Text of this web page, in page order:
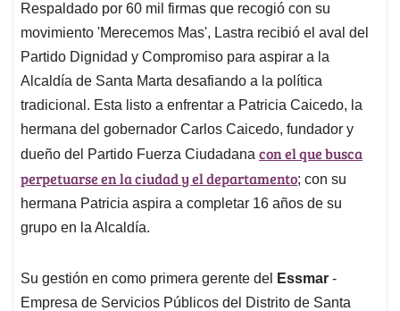
Respaldado por 60 mil firmas que recogió con su
movimiento 'Merecemos Mas', Lastra recibió el aval del
Partido Dignidad y Compromiso para aspirar a la
Alcaldía de Santa Marta desafiando a la política
tradicional. Esta listo a enfrentar a Patricia Caicedo, la
hermana del gobernador Carlos Caicedo, fundador y
dueño del Partido Fuerza Ciudadana con el que busca
perpetuarse en la ciudad y el departamento; con su
hermana Patricia aspira a completar 16 años de su
grupo en la Alcaldía.
Su gestión en como primera gerente del Essmar -
Empresa de Servicios Públicos del Distrito de Santa